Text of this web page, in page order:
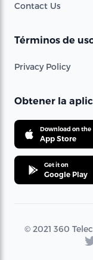
Contact Us
Términos de
Privacy Policy
Obtener la
Download on the
App Store
Get it on
Google Play
© 2021 360